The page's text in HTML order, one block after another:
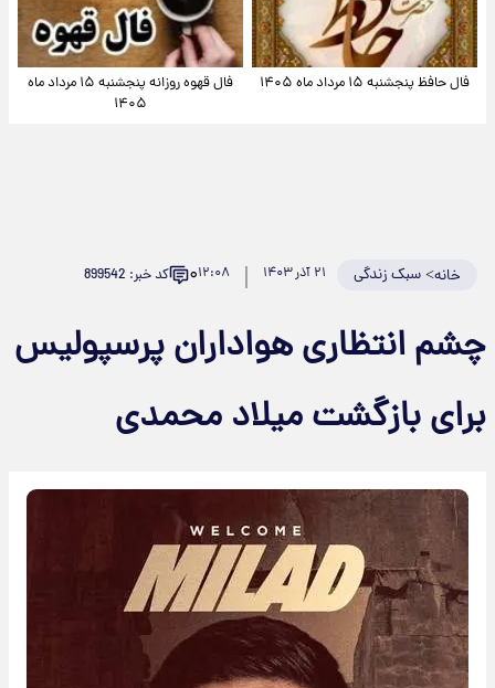
فال حافظ پنجشنبه ۱۵ مرداد ماه ۱۴۰۵
فال قهوه روزانه پنجشنبه ۱۵ مرداد ماه
۱۴۰۵
خانه>سبک زندگی ۲۱ آذر ۱۴۰۳ ۱۲:۰۸۰ کد خبر: 899542
چشم انتظاری هواداران پرسپولیس
برای بازگشت میلاد محمدی